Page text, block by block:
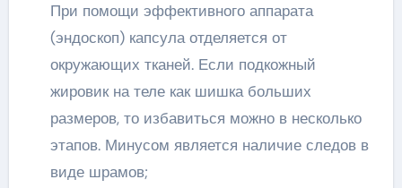
При помощи эффективного аппарата
(эндоскоп) капсула отделяется от
окружающих тканей. Если подкожный
жировик на теле как шишка больших
размеров, то избавиться можно в несколько
этапов. Минусом является наличие следов в
виде шрамов;